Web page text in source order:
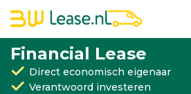
Financial Lease
Direct economisch eigenaar
Verantwoord investeren